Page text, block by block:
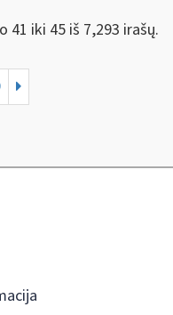
41 iki 45 iš 7,293 irašų.